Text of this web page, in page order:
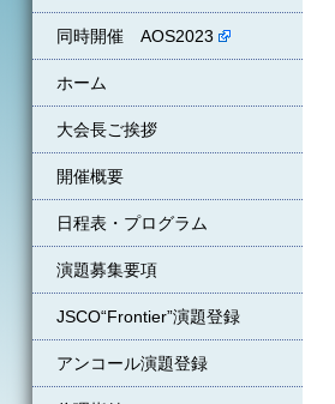
同時開催 AOS2023
ホーム
大会長ご挨拶
開催概要
日程表・プログラム
演題募集要項
JSCO“Frontier”演題登録
アンコール演題登録